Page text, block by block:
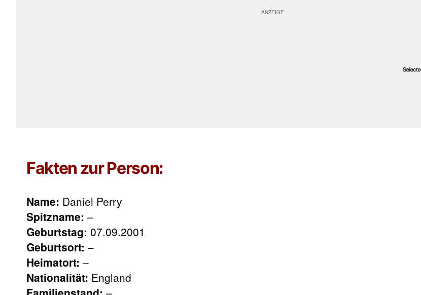
Fakten zur Person:
Name: Daniel Perry
Spitzname: –
Geburtstag: 07.09.2001
Geburtsort: –
Heimatort: –
Nationalität: England